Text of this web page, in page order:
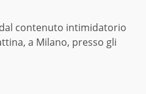
contenuto intimidatorio
a Milano, presso gli